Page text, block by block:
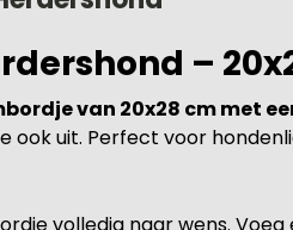
–
van 20x28 cm met
ook uit. Perfect voor